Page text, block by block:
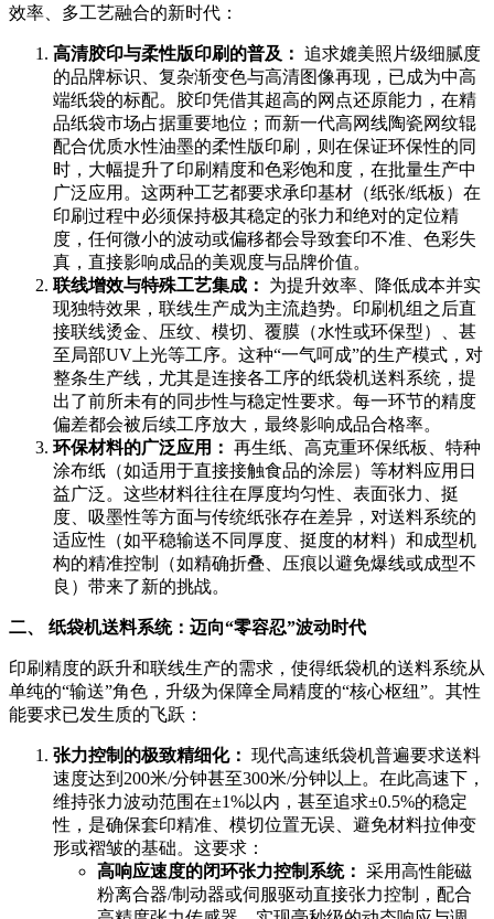
效率、多工艺融合的新时代：
高清胶印与柔性版印刷的普及： 追求媲美照片级细腻度
的品牌标识、复杂渐变色与高清图像再现，已成为中高
端纸袋的标配。胶印凭借其超高的网点还原能力，在精
品纸袋市场占据重要地位；而新一代高网线陶瓷网纹辊
配合优质水性油墨的柔性版印刷，则在保证环保性的同
时，大幅提升了印刷精度和色彩饱和度，在批量生产中
广泛应用。这两种工艺都要求承印基材（纸张/纸板）在
印刷过程中必须保持极其稳定的张力和绝对的定位精
度，任何微小的波动或偏移都会导致套印不准、色彩失
真，直接影响成品的美观度与品牌价值。
联线增效与特殊工艺集成：
为提升效率、降低成本并实
现独特效果，联线生产成为主流趋势。印刷机组之后直
接联线烫金、压纹、模切、覆膜（水性或环保型）、甚
至局部UV上光等工序。这种“一气呵成”的生产模式，对
整条生产线，尤其是连接各工序的纸袋机送料系统，提
出了前所未有的同步性与稳定性要求。每一环节的精度
偏差都会被后续工序放大，最终影响成品合格率。
环保材料的广泛应用： 再生纸、高克重环保纸板、特种
涂布纸（如适用于直接接触食品的涂层）等材料应用日
益广泛。这些材料往往在厚度均匀性、表面张力、挺
度、吸墨性等方面与传统纸张存在差异，对送料系统的
适应性（如平稳输送不同厚度、挺度的材料）和成型机
构的精准控制（如精确折叠、压痕以避免爆线或成型不
良）带来了新的挑战。
二、 纸袋机送料系统：迈向“零容忍”波动时代
印刷精度的跃升和联线生产的需求，使得纸袋机的送料系统从
单纯的“输送”角色，升级为保障全局精度的“核心枢纽”。其性
能要求已发生质的飞跃：
张力控制的极致精细化： 现代高速纸袋机普遍要求送料
速度达到200米/分钟甚至300米/分钟以上。在此高速下，
维持张力波动范围在±1%以内，甚至追求±0.5%的稳定
性，是确保套印精准、模切位置无误、避免材料拉伸变
形或褶皱的基础。这要求：
高响应速度的闭环张力控制系统： 采用高性能磁
粉离合器/制动器或伺服驱动直接张力控制，配合